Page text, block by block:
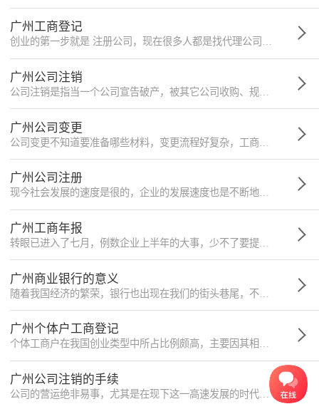
广州工商登记
创业的第一步就是 注册公司，现在很多人都是找代理公司办理的，钱给出去就有人帮忙办理好，所以很多人都不知道亲力亲为的去注册一家公司需要多长时间，以下就是在广州注册一家公司所需要的时间：
广州公司注销
广州公司变更
广州公司注册
现今社会发展的速度是很的，企业的发展速度也是不断地在更新着自己，那么如果一家企业想要在其他的地区开自己的分公司怎么办呢？ 开开分公司都有哪些流程，今天小微律政小编就给大家分享一下，分公司注册是怎么样。
广州工商年报
广州商业银行的意义
广州个体户工商登记
个体工商户在我国创业类型中所占比例颇高，主要因其相对公司来说所需流程较为简单，各项要求也相对较少，然而到底有哪些流程不少创业者并不了解，接下来小编就为您介绍。
广州公司注销的手续